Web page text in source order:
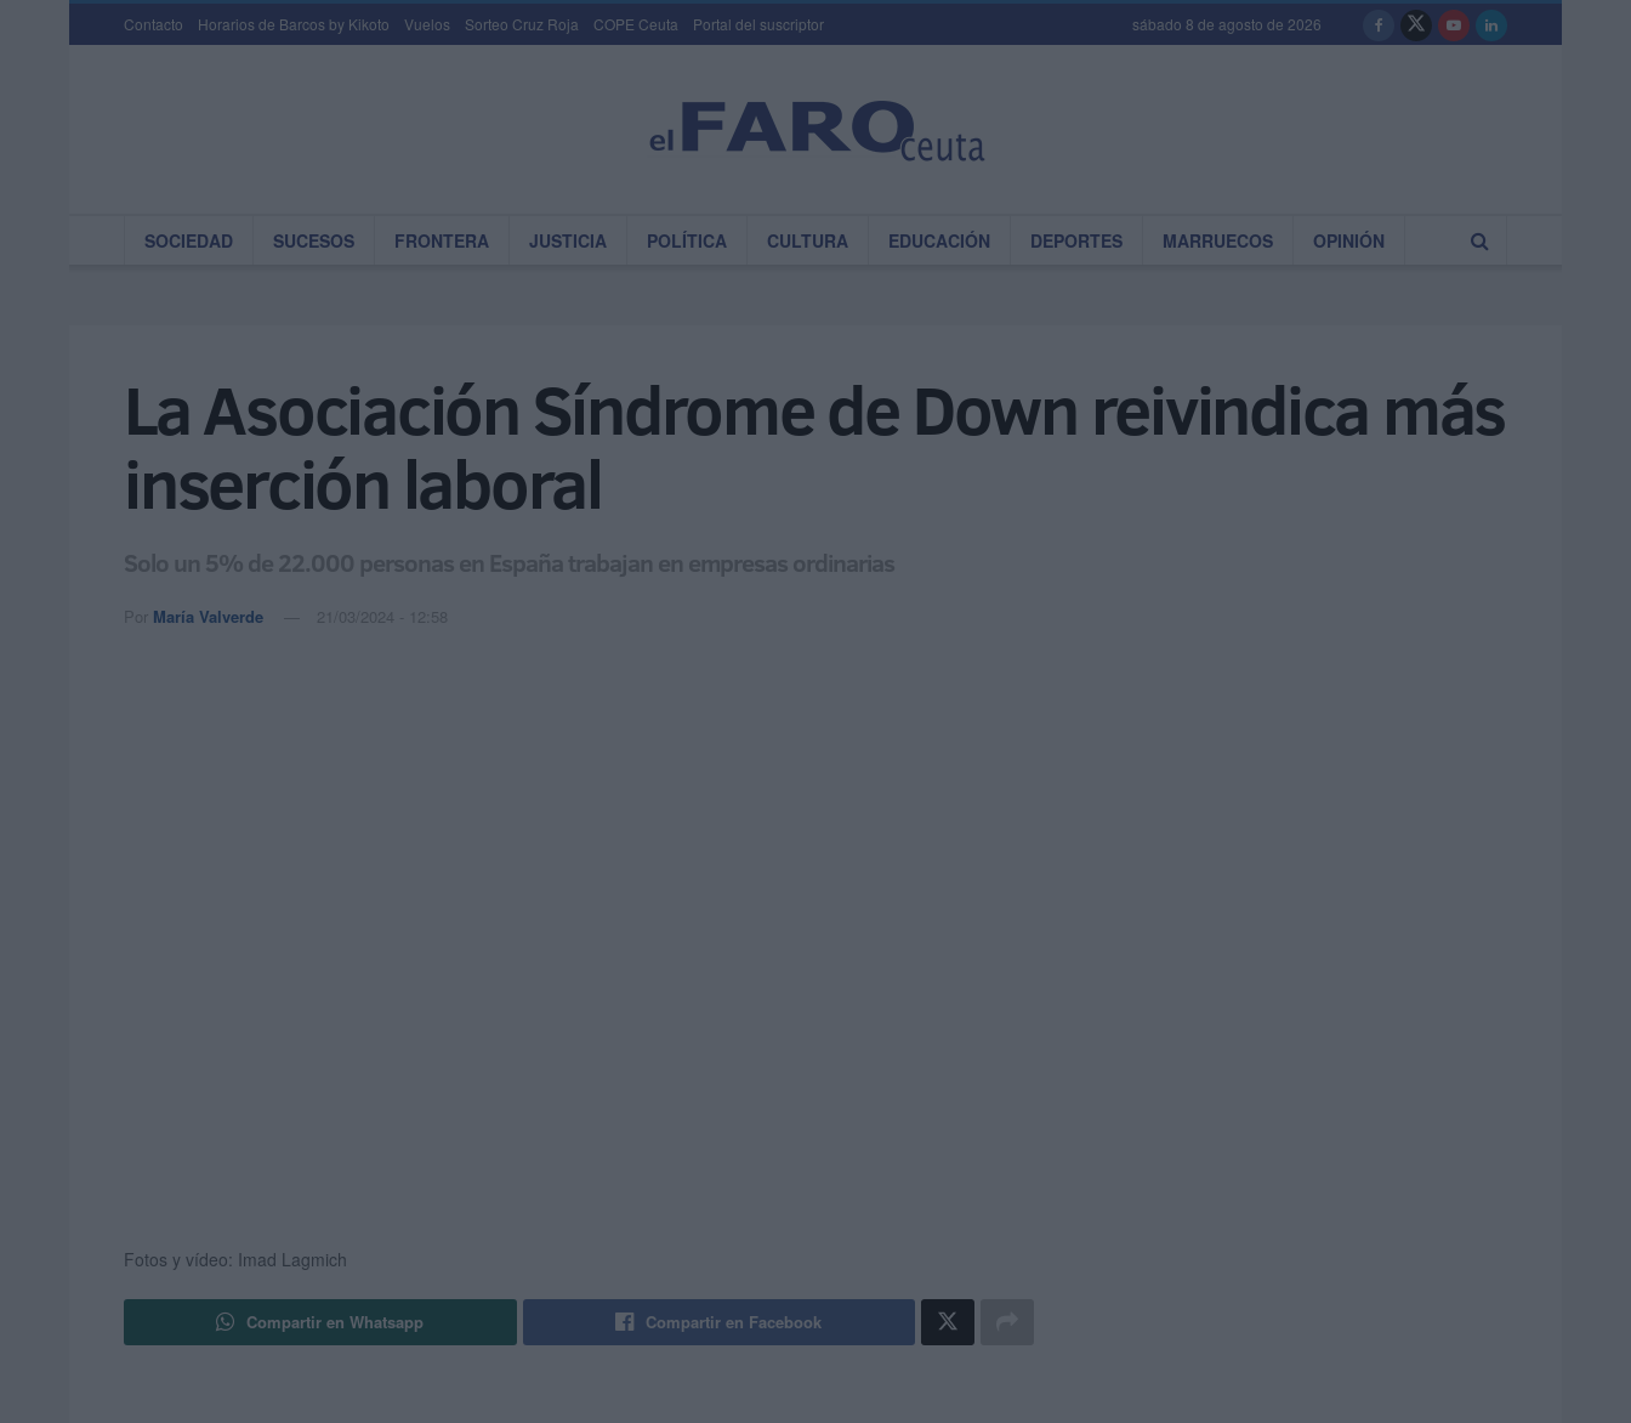
Contacto Horarios de Barcos by Kikoto Vuelos Sorteo Cruz Roja COPE Ceuta Portal del suscriptor sábado 8 de agosto de 2026
SOCIEDAD SUCESOS FRONTERA JUSTICIA POLÍTICA CULTURA EDUCACIÓN DEPORTES MARRUECOS OPINIÓN
La Asociación Síndrome de Down reivindica más
inserción laboral
Solo un 5% de 22.000 personas en España trabajan en empresas ordinarias
Por María Valverde 21/03/2024 - 12:58
Fotos y vídeo: Imad Lagmich
Compartir en Whatsapp Compartir en Facebook